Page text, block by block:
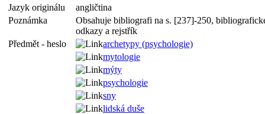
Jazyk originálu
angličtina
Poznámka
Obsahuje bibliografi na s. [237]-250,
odkazy a rejstřík
Předmět - heslo
archetypy (psychologie)
mytologie
mýty
psychologie
sny
lidská duše